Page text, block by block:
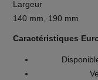
Largeur
140 mm, 190 mm
Caractéristiques